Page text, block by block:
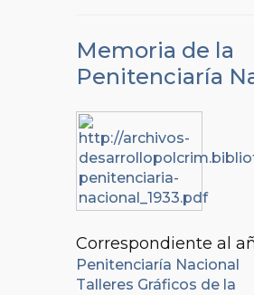
Memoria de la
Penitenciaría
Correspondiente al
Penitenciaría Nacional
Talleres Gráficos de la